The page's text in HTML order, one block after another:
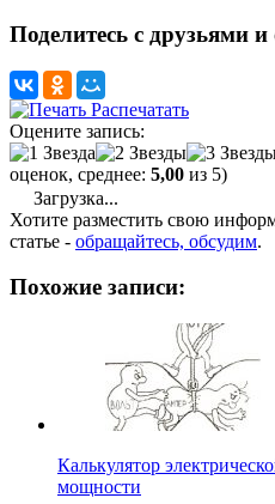
Поделитесь с друзьями и
Распечатать
Оцените запись:
оценок, среднее: 5,00 из 5)
Загрузка...
Хотите разместить свою
статье - обращайтесь, обсудим.
Похожие записи:
Калькулятор
мощности